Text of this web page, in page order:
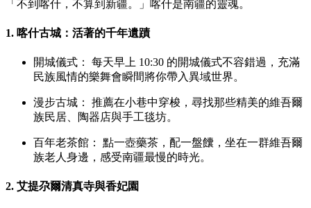
「不到喀什，不算到新疆。」喀什是南疆的靈魂。
1. 喀什古城：活著的千年遺蹟
開城儀式： 每天早上 10:30 的開城儀式不容錯過，充滿
民族風情的樂舞會瞬間將你帶入異域世界。
漫步古城： 推薦在小巷中穿梭，尋找那些精美的維吾爾
族民居、陶器店與手工毯坊。
百年老茶館： 點一壺藥茶，配一盤饢，坐在一群維吾爾
族老人身邊，感受南疆最慢的時光。
2. 艾提尕爾清真寺與香妃園